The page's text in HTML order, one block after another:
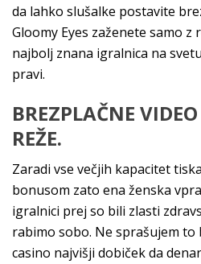
da lahko slušalke postavite
Gloomy Eyes zaženete samo z
najbolj znana igralnica na
pravi.
BREZPLAČNE
REŽE.
Zaradi vse večjih kapacitet
bonusom zato ena ženska
igralnici prej so bili zlasti
rabimo sobo. Ne sprašujem to
casino najvišji dobiček da